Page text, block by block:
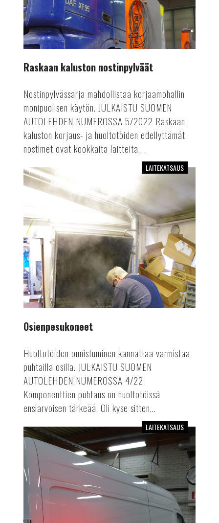
Raskaan kaluston nostinpylväät
Nostinpylvässarja mahdollistaa korjaamohallin
monipuolisen käytön. JULKAISTU SUOMEN
AUTOLEHDEN NUMEROSSA 5/2022 Raskaan
kaluston korjaus- ja huoltotöiden edellyttämät
nostimet ovat kookkaita laitteita,...
Osienpesukoneet LAITEKATSAUS
Osienpesukoneet
Huoltotöiden onnistuminen kannattaa varmistaa
puhtailla osilla. JULKAISTU SUOMEN
AUTOLEHDEN NUMEROSSA 4/22
Komponenttien puhtaus on huoltotöissä
ensiarvoisen tärkeää. Oli kyse sitten...
Infrapunakuivaimet LAITEKATSAUS